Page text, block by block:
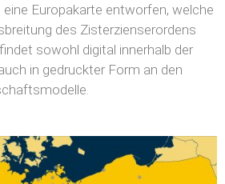
eine Europakarte entworfen, welche
des Zisterzienserordens
sowohl digital innerhalb der
in gedruckter Form an den